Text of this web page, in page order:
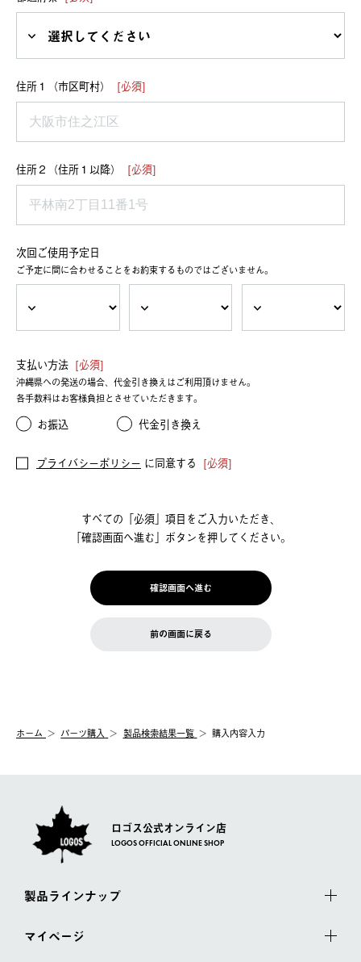
住所１（市区町村） [必須]
住所２（住所１以降） [必須]
次回ご使用予定日
ご予定に間に合わせることをお約束するものではございません。
支払い方法 [必須]
沖縄県への発送の場合、代金引き換えはご利用頂けません。
各手数料はお客様負担とさせていただきます。
お振込 代金引き換え
プライバシーポリシー に同意する [必須]
すべての「必須」項⽬をご⼊⼒いただき、
「確認画⾯へ進む」ボタンを押してください。
前の画⾯に戻る
確認画面へ進む
ホーム パーツ購入 製品検索結果⼀覧 購入内容入力
ロゴス公式オンライン店
LOGOS OFFICIAL ONLINE SHOP
製品ラインナップ
マイページ